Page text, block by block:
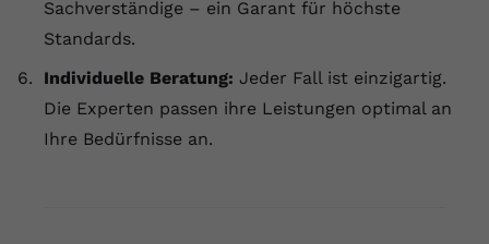
Sachverständige – ein Garant für höchste
Standards.
Individuelle Beratung: Jeder Fall ist einzigartig.
Die Experten passen ihre Leistungen optimal an
Ihre Bedürfnisse an.